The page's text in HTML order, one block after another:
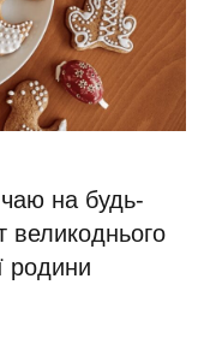
на будь-
великоднього
родини